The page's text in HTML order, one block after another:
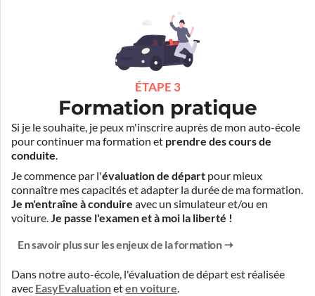
ÉTAPE 3
Formation pratique
Si je le souhaite, je peux m'inscrire auprès de mon auto-école
pour continuer ma formation et prendre des cours de
conduite.
Je commence par l'évaluation de départ pour mieux
connaître mes capacités et adapter la durée de ma formation.
Je m'entraîne à conduire avec un simulateur et/ou en
voiture.Je passe l'examen et à moi la liberté !
En savoir plus sur les enjeux de la formation
Dans notre auto-école, l'évaluation de départ est réalisée
avec EasyEvaluationeten voiture.